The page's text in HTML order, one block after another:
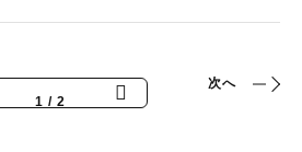
1 / 2
次へ